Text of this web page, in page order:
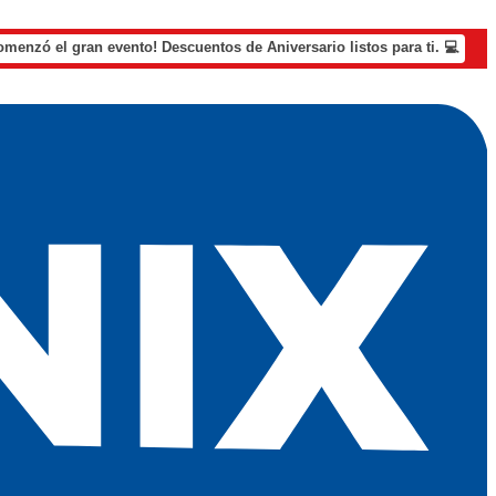
el gran evento! Descuentos de Aniversario listos para ti. 💻